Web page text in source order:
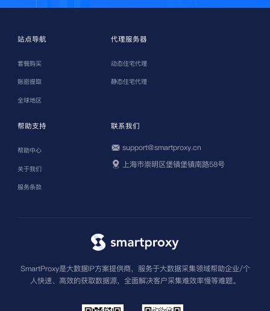
站点导航
套餐购买
账密提取
全球地区
代理服务器
动态住宅代理
静态住宅代理
帮助支持
帮助中心
关于我们
服务条款
联系我们
support@smartproxy.cn
上海市崇明区堡镇堡镇南路58号
SmartProxy是大数据IP方案提供商，服务于大数据采集领域帮助企业/个
人快速、高效的获取数据源，全面解决客户采集难效率慢等难题。